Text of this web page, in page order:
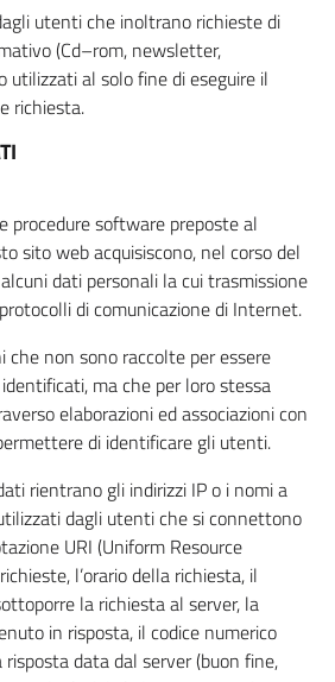
utenti che inoltrano richieste di
(Cd–rom, newsletter,
utilizzati al solo fine di eseguire il
richiesta.
procedure software preposte al
sito web acquisiscono, nel corso del
dati personali la cui trasmissione
di comunicazione di Internet.
non sono raccolte per essere
ma che per loro stessa
elaborazioni ed associazioni con
di identificare gli utenti.
rientrano gli indirizzi IP o i nomi a
dagli utenti che si connettono
URI (Uniform Resource
l’orario della richiesta, il
la richiesta al server, la
in risposta, il codice numerico
data dal server (buon fine,